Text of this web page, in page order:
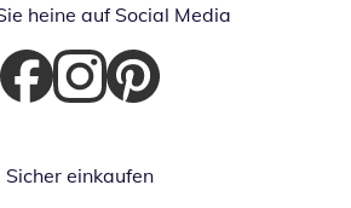
heine auf Social Media
Öffnet in neuem Fenster
Öffnet in neuem Fenster
Öffnet in neuem Fenster
Sicher einkaufen